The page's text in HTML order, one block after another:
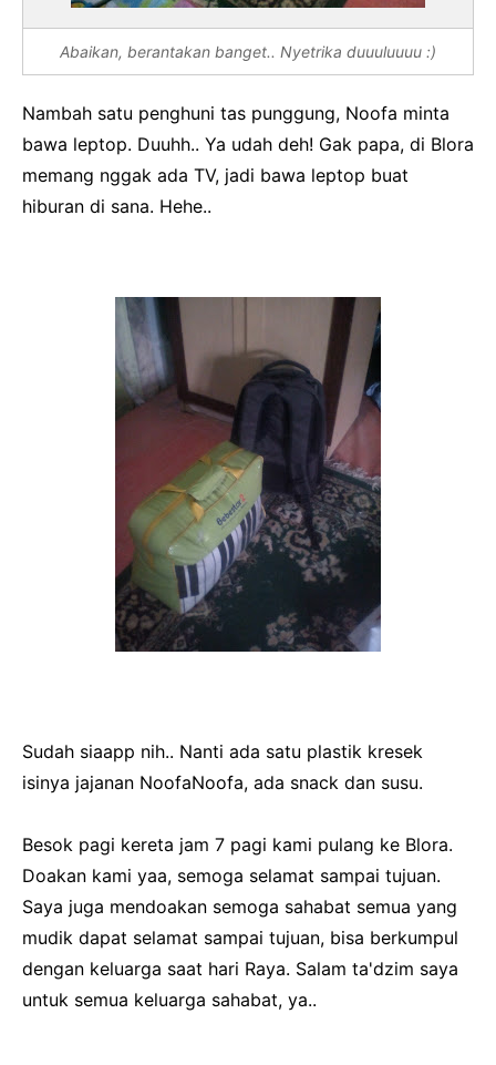
Abaikan, berantakan banget.. Nyetrika duuuluuuu :)
Nambah satu penghuni tas punggung, Noofa minta
bawa leptop. Duuhh.. Ya udah deh! Gak papa, di Blora
memang nggak ada TV, jadi bawa leptop buat
hiburan di sana. Hehe..
Sudah siaapp nih.. Nanti ada satu plastik kresek
isinya jajanan NoofaNoofa, ada snack dan susu.
Besok pagi kereta jam 7 pagi kami pulang ke Blora.
Doakan kami yaa, semoga selamat sampai tujuan.
Saya juga mendoakan semoga sahabat semua yang
mudik dapat selamat sampai tujuan, bisa berkumpul
dengan keluarga saat hari Raya. Salam ta'dzim saya
untuk semua keluarga sahabat, ya..